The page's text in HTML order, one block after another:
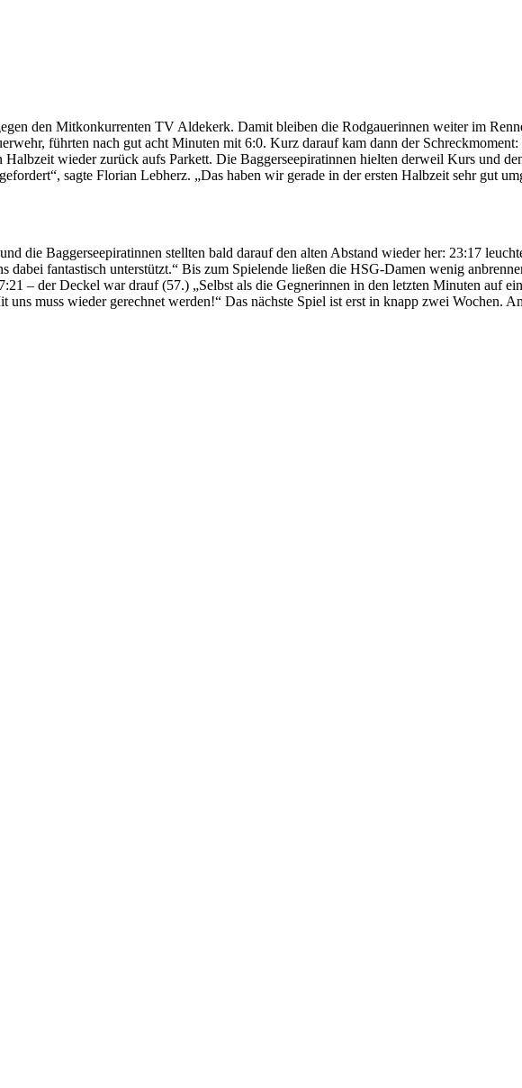
den Mitkonkurrenten TV Aldekerk. Damit bleiben die Rodgauerinnen weiter im
führten nach gut acht Minuten mit 6:0. Kurz darauf kam dann der
wieder zurück aufs Parkett. Die Baggerseepiratinnen hielten derweil Kurs und
sagte Florian Lebherz. „Das haben wir gerade in der ersten Halbzeit sehr gut
Baggerseepiratinnen stellten bald darauf den alten Abstand wieder her: 23:17
fantastisch unterstützt.“ Bis zum Spielende ließen die HSG-Damen wenig
– der Deckel war drauf (57.) „Selbst als die Gegnerinnen in den letzten Minuten auf
muss wieder gerechnet werden!“ Das nächste Spiel ist erst in knapp zwei Wochen.